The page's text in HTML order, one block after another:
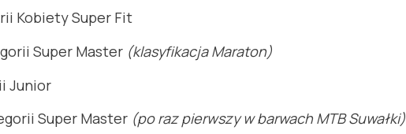
Kobiety Super Fit
Super Master (klasyfikacja Maraton)
Junior
Super Master (po raz pierwszy w barwach MTB Suwałki)